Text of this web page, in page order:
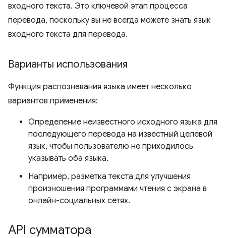
входного текста. Это ключевой этап процесса
перевода, поскольку вы не всегда можете знать язык
входного текста для перевода.
Варианты использования
Функция распознавания языка имеет несколько
вариантов применения:
Определение неизвестного исходного языка для
последующего перевода на известный целевой
язык, чтобы пользователю не приходилось
указывать оба языка.
Например, разметка текста для улучшения
произношения программами чтения с экрана в
онлайн-социальных сетях.
API сумматора